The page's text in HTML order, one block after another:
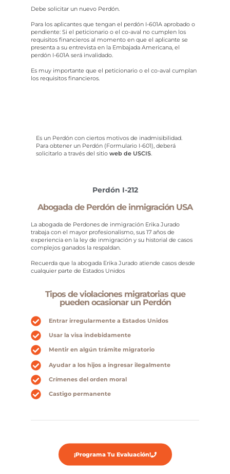
Debe solicitar un nuevo Perdón.
Para los aplicantes que tengan el perdón I-601A aprobado o
pendiente: Si el peticionario o el co-aval no cumplen los
requisitos financieros al momento en que el aplicante se
presenta a su entrevista en la Embajada Americana, el
perdón I-601A será invalidado.
Es muy importante que el peticionario o el co-aval cumplan
los requisitos financieros.
Perdón I-212
Es un Perdón con ciertos motivos de inadmisibilidad.
Para obtener un Perdón (Formulario I-601), deberá
solicitarlo a través del sitio web de USCIS.
Abogada de Perdón de inmigración USA
La abogada de Perdones de inmigración Erika Jurado
trabaja con el mayor profesionalismo, sus 17 años de
experiencia en la ley de inmigración y su historial de casos
complejos ganados la respaldan.
Recuerda que la abogada Erika Jurado atiende casos desde
cualquier parte de Estados Unidos
Tipos de violaciones migratorias que
pueden ocasionar un Perdón
Entrar irregularmente a Estados Unidos
Usar la visa indebidamente
Mentir en algún trámite migratorio
Ayudar a los hijos a ingresar ilegalmente
Crímenes del orden moral
Castigo permanente
¡Programa Tu Evaluación!